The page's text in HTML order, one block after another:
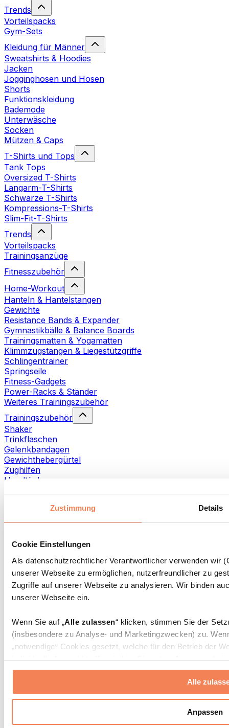
Zustimmung Details
Cookie Einstellungen
Als datenschutzrechtlicher Verantwortlicher verwenden wir
unserer Webseite zu ermöglichen, nutzerfreundlicher zu
Zugriffe auf unserer Webseite zu analysieren. Wir binden
unserer Webseite ein.
Wenn Sie auf „Alle zulassen“ klicken, stimmen Sie der
(insbesondere zu Analyse- und Marketingzwecken) zu.
„notwendige“ Cookies gesetzt, welche für den Betrieb der
individuelle Auswahl treffen, indem Sie unter „Anpassen“
erlauben“ klicken.
Weitere Informationen über die Verarbeitung Ihrer Daten
Datenschutzerklärung
Alle
Anpassen
Trends
Vorteilspacks
Gym-Sets
Kleidung für Männer
Sweatshirts & Hoodies
Jacken
Jogginghosen und Hosen
Shorts
Funktionskleidung
Bademode
Unterwäsche
Socken
Mützen & Caps
T-Shirts und Tops
Tank Tops
Oversized T-Shirts
Langarm-T-Shirts
Schwarze T-Shirts
Kompressions-T-Shirts
Slim-Fit-T-Shirts
Trends
Vorteilspacks
Trainingsanzüge
Fitnesszubehör
Home-Workout
Hanteln & Hantelstangen
Gewichte
Resistance Bands & Expander
Gymnastikbälle & Balance Boards
Trainingsmatten & Yogamatten
Klimmzugstangen & Liegestützgriffe
Schlingentrainer
Springseile
Fitness-Gadgets
Power-Racks & Ständer
Weiteres Trainingszubehör
Trainingszubehör
Shaker
Trinkflaschen
Gelenkbandagen
Gewichthebergürtel
Zughilfen
Handtücher
Faszien- und Massagerollen
Weitere Rehabilitationshilfen
Taschen & Rucksäcke
Essenstaschen und Meal-Prep-Zubehör
Sporttaschen
Zubehör nach Aktivität
Laufen
Kampfsport
Yoga & Pilates
Wandern
Rotlichttherapie